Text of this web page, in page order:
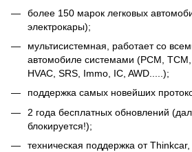
более 150 марок легковых
электрокары);
мультисистемная, работает со
автомобиле системами (PCM, TCM,
HVAC, SRS, Immo, IC, AWD.....);
поддержка самых новейших
2 года бесплатных обновлений
блокируется!);
техническая поддержка от